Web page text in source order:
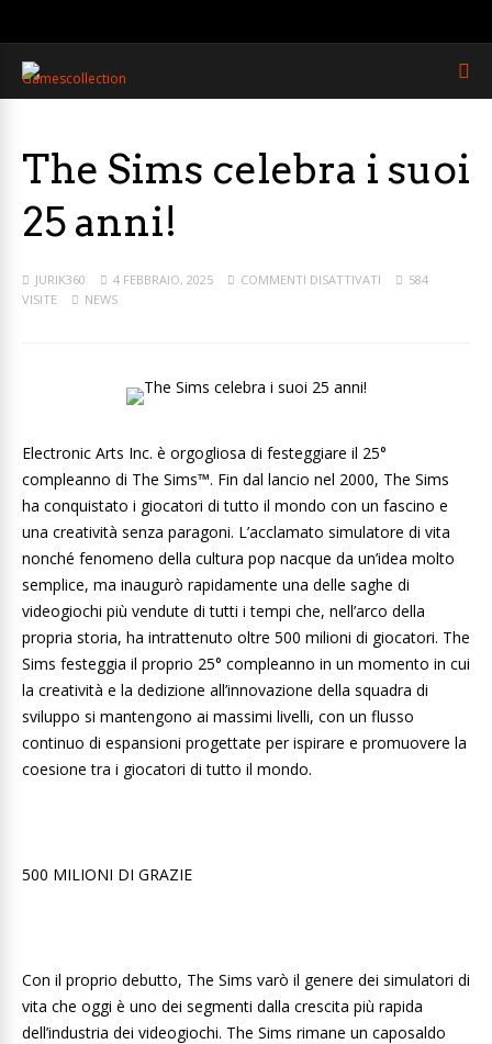
The Sims celebra i suoi
25 anni!
JURIK360 4 FEBBRAIO, 2025 COMMENTI DISATTIVATI
584
VISITE
NEWS
Electronic Arts Inc. è orgogliosa di festeggiare il 25°
compleanno di The Sims™. Fin dal lancio nel 2000, The Sims
ha conquistato i giocatori di tutto il mondo con un fascino e
una creatività senza paragoni. L’acclamato simulatore di vita
nonché fenomeno della cultura pop nacque da un’idea molto
semplice, ma inaugurò rapidamente una delle saghe di
videogiochi più vendute di tutti i tempi che, nell’arco della
propria storia, ha intrattenuto oltre 500 milioni di giocatori. The
Sims festeggia il proprio 25° compleanno in un momento in cui
la creatività e la dedizione all’innovazione della squadra di
sviluppo si mantengono ai massimi livelli, con un flusso
continuo di espansioni progettate per ispirare e promuovere la
coesione tra i giocatori di tutto il mondo.
500 MILIONI DI GRAZIE
Con il proprio debutto, The Sims varò il genere dei simulatori di
vita che oggi è uno dei segmenti dalla crescita più rapida
dell’industria dei videogiochi. The Sims rimane un caposaldo